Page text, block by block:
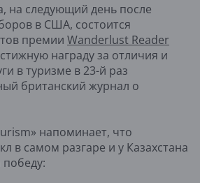
на следующий день после
в США, состоится
премии Wanderlust Reader
награду за отличия и
в туризме в 23-й раз
британский журнал о
напоминает, что
в самом разгаре и у Казахстана